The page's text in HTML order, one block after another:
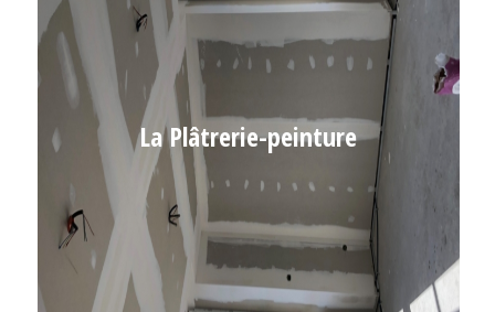
La Plâtrerie-peinture